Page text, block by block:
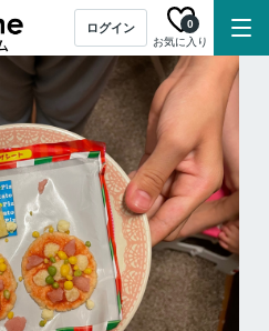
ログイン
お気に入り
0